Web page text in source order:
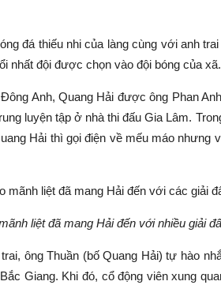
đá thiếu nhi của làng cùng với anh
nhất đội được chọn vào đội bóng của xã.
Anh, Quang Hải được ông Phan
luyện tập ở nhà thi đấu Gia Lâm.
Hải thì gọi điện về mếu máo nhưng
liệt đã mang Hải đến với nhiều giải
ông Thuần (bố Quang Hải) tự hào
Giang. Khi đó, cổ động viên xung